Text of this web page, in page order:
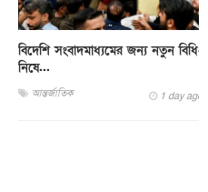
বিদেশি সংবাদমাধ্যমের জন্য নতুন বিধি-
নিষে...
আন্তর্জাতিক 1 day ago